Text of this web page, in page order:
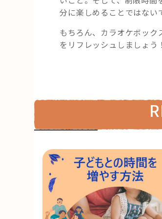
分に楽しめることではない
もちろん、カラオケボッ
をリフレッシュしましょう！